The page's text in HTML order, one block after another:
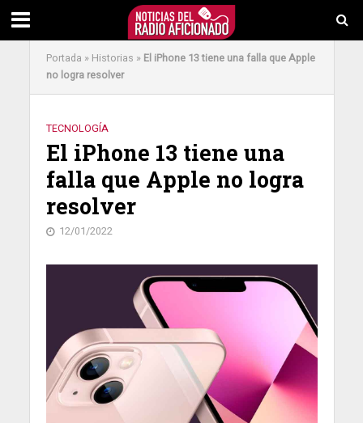
Portada » Historias » El iPhone 13 tiene una falla que Apple
no logra resolver
TECNOLOGÍA
El iPhone 13 tiene una
falla que Apple no logra
resolver
12/01/2022